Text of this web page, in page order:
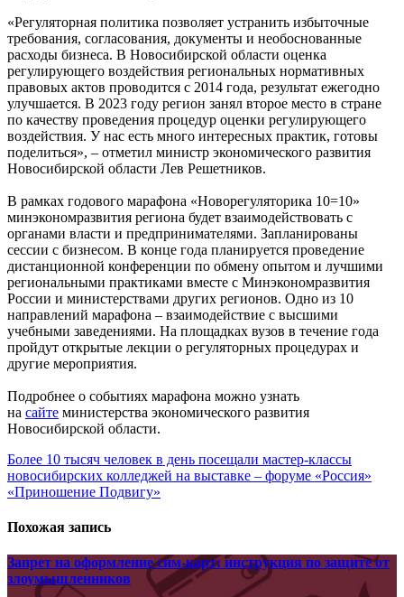
«Регуляторная политика позволяет устранить избыточные
требования, согласования, документы и необоснованные
расходы бизнеса. В Новосибирской области оценка
регулирующего воздействия региональных нормативных
правовых актов проводится с 2014 года, результат ежегодно
улучшается. В 2023 году регион занял второе место в стране
по качеству проведения процедур оценки регулирующего
воздействия. У нас есть много интересных практик, готовы
поделиться», – отметил министр экономического развития
Новосибирской области Лев Решетников.
В рамках годового марафона «Новорегуляторика 10=10»
минэкономразвития региона будет взаимодействовать с
органами власти и предпринимателями. Запланированы
сессии с бизнесом. В конце года планируется проведение
дистанционной конференции по обмену опытом и лучшими
региональными практиками вместе с Минэкономразвития
России и министерствами других регионов. Одно из 10
направлений марафона – взаимодействие с высшими
учебными заведениями. На площадках вузов в течение года
пройдут открытые лекции о регуляторных процедурах и
другие мероприятия.
Подробнее о событиях марафона можно узнать
на сайте министерства экономического развития
Новосибирской области.
Навигация
по
Более 10 тысяч человек в день посещали мастер-классы
новосибирских колледжей на выставке – форуме «Россия»
«Приношение Подвигу»
Похожая запись
Запрет на оформление сим-карт: инструкция по защите от
злоумышленников